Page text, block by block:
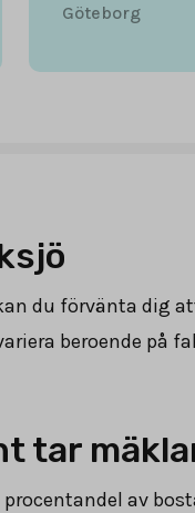
Göteborg
du förvänta dig
beroende på
tar
av